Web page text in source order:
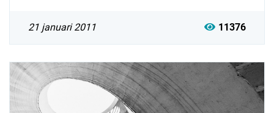
21 januari 2011 11376